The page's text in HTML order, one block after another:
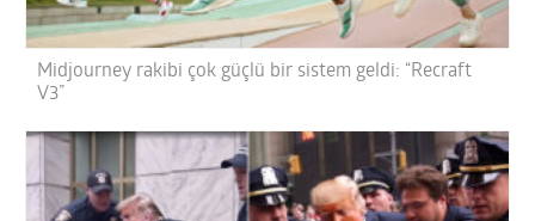
Midjourney rakibi çok güçlü bir sistem geldi: “Recraft
V3”